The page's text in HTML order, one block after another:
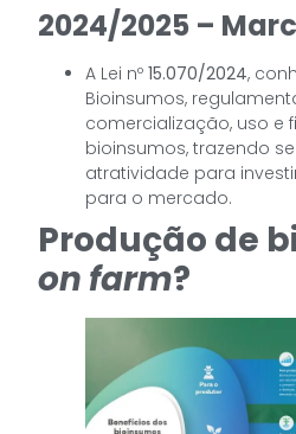
2024/2025 –
A Lei nº 15.070/2024,
Bioinsumos,
comercialização, uso e
bioinsumos, trazendo
atratividade para
para o mercado.
Produção de
on farm?